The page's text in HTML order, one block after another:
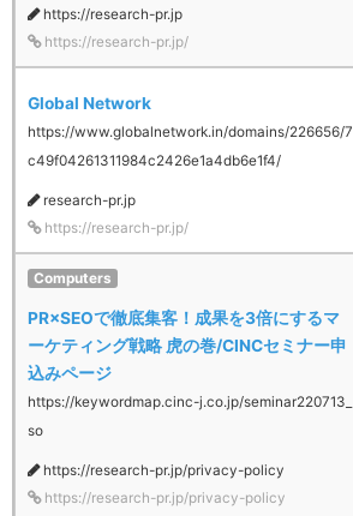
https://research-pr.jp
https://research-pr.jp/
Global Network
https://www.globalnetwork.in/domains/226656/7
c49f04261311984c2426e1a4db6e1f4/
research-pr.jp
https://research-pr.jp/
Computers
PR×SEOで徹底集客！成果を3倍にするマ
ーケティング戦略 虎の巻/CINCセミナー申
込みページ
https://keywordmap.cinc-j.co.jp/seminar220713_
so
https://research-pr.jp/privacy-policy
https://research-pr.jp/privacy-policy